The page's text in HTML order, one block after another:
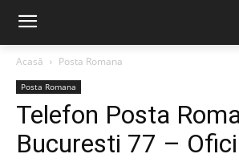
Acasă Posta Romana
Posta Romana
Telefon Posta
Bucuresti 77 –